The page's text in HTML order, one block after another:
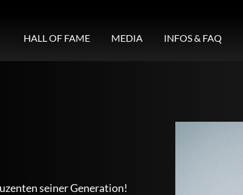
HALL OF FAME MEDIA INFOS & FAQ
seiner Generation!